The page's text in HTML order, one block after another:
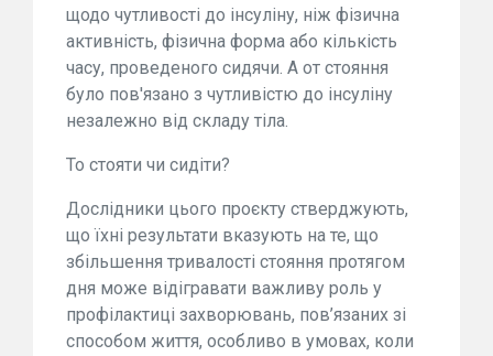
щодо чутливості до інсуліну, ніж фізична
активність, фізична форма або кількість
часу, проведеного сидячи. А от стояння
було пов'язано з чутливістю до інсуліну
незалежно від складу тіла.
То стояти чи сидіти?
Дослідники цього проєкту стверджують,
що їхні результати вказують на те, що
збільшення тривалості стояння протягом
дня може відігравати важливу роль у
профілактиці захворювань, пов’язаних зі
способом життя, особливо в умовах, коли